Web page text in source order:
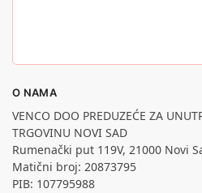
O NAMA
VENCO DOO PREDUZEĆE ZA
TRGOVINU NOVI SAD
Rumenački put 119V, 21000 Novi
Matični broj: 20873795
PIB: 107795988